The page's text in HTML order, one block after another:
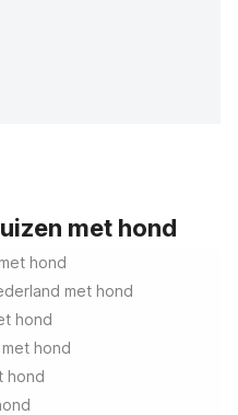
met hond
hond
met hond
hond
hond
hond